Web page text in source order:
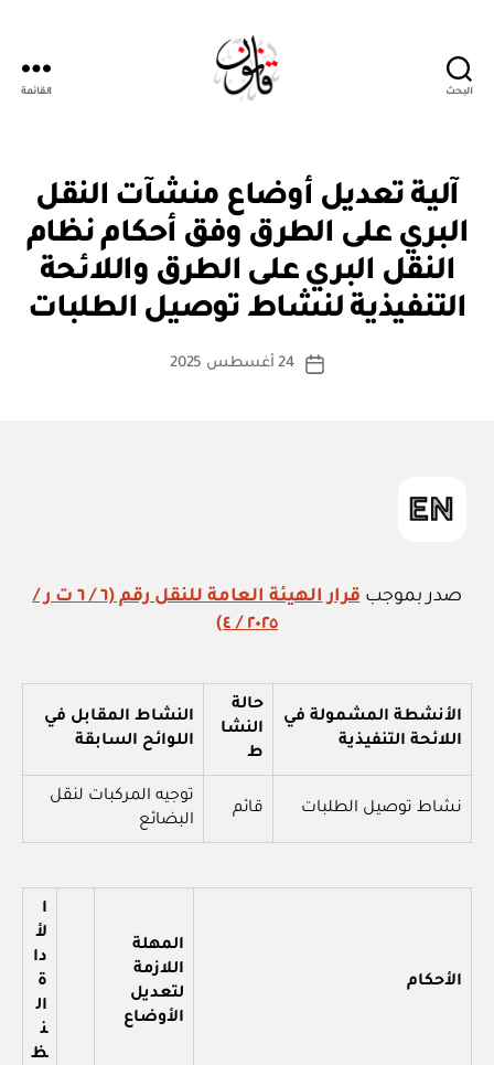
البحث القائمة
التصنيفات
م
آلية تعديل أوضاع منشآت النقل
البري على الطرق وفق أحكام نظام
النقل البري على الطرق واللائحة
التنفيذية لنشاط توصيل الطلبات
كاتب
بو
س
ة
تاريخ
24 أغسطس 2025
صدر بموجب قرار
الهيئة العامة للنقل رقم (٦ / ٦ ت ر /
٢٠٢٥ / ٤)
الأنشطة المشمولة في
اللائحة التنفيذية
حالة
النشا
ط
النشاط المقابل في
اللوائح السابقة
نشاط توصيل الطلبات قائم
توجيه المركبات لنقل
البضائع
الأحكام
المهلة
اللازمة
لتعديل
الأوضاع
ا
لأ
دا
ة
ال
ن
ظ